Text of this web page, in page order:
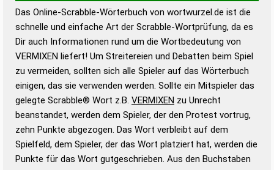
Wortwurzel liefert mit Hilfe eines semantischen
Wortanalyse-Algorithmus gute Anhaltspunkte zu
Wortbedeutung, Worttrennung und Wortform, um die
Gültigkeit eines Wortes für das Scrabble-Spiel zu
bestimmen!
zugelassene Turnier Scrabble-
Wörterbücher sind:
Duden – Standardwerk in 12 Bänden
Duden – Richtiges und gutes
Deutsch
Das Online-Scrabble-Wörterbuch von wortwurzel.de ist die
schnelle und einfache Art der Scrabble-Wortprüfung, da es
Dir auch Informationen rund um die Wortbedeutung von
VERMIXEN liefert! Um Streitereien und Debatten beim Spiel
zu vermeiden, sollten sich alle Spieler auf das Wörterbuch
einigen, das sie verwenden werden. Sollte ein Mitspieler das
gelegte Scrabble® Wort z.B. VERMIXEN zu Unrecht
beanstandet, werden dem Spieler, der den Protest vortrug,
zehn Punkte abgezogen. Das Wort verbleibt auf dem
Spielfeld, dem Spieler, der das Wort platziert hat, werden die
Punkte für das Wort gutgeschrieben. Aus den Buchstaben